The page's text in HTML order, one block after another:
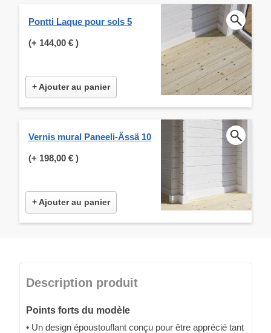
Pontti Laque pour sols 5
(+ 144,00 € )
+ Ajouter au panier
Vernis mural Paneeli-Ässä 10
(+ 198,00 € )
+ Ajouter au panier
Description produit
Points forts du modèle
• Un design époustouflant conçu pour être apprécié tant